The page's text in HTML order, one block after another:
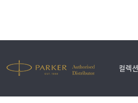
컬렉션